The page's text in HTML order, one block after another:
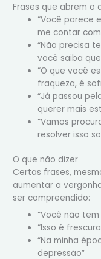
Frases que abrem o
“Você parece
me contar
“Não precisa
você saiba
“O que você
fraqueza, é
“Já passou
querer mais
“Vamos
resolver isso
O que não dizer
Certas frases,
aumentar a
ser compreendido:
“Você não
“Isso é
“Na minha
depressão”